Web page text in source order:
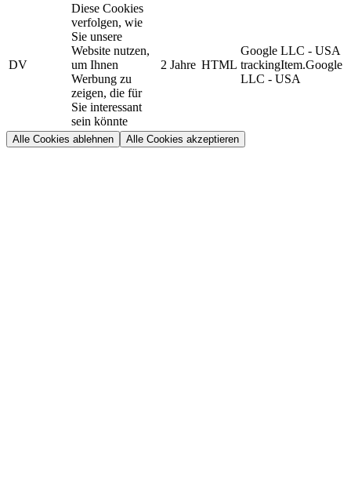
DV
Diese Cookies
verfolgen, wie
Sie unsere
Website nutzen,
um Ihnen
Werbung zu
zeigen, die für
Sie interessant
sein könnte
2 Jahre HTML
Google LLC - USA
trackingItem.Google
LLC - USA
Alle Cookies ablehnen Alle Cookies akzeptieren